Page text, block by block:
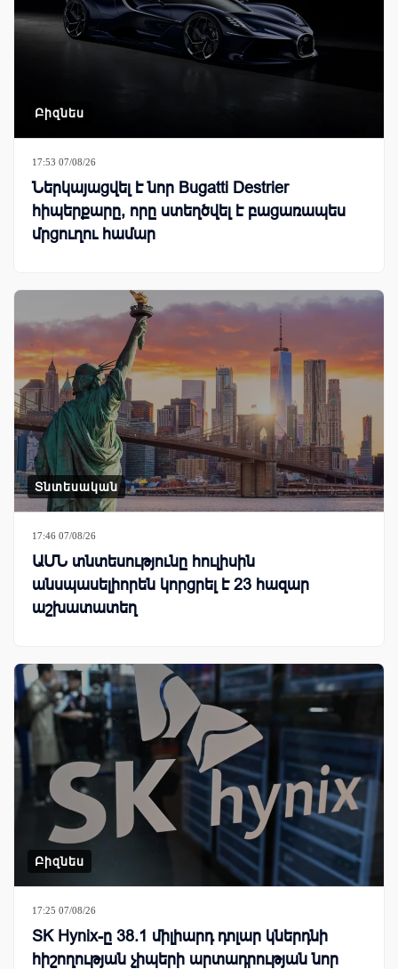
Բիզնես
17:53 07/08/26
Ներկայացվել է նոր Bugatti Destrier
հիպերքարը, որը ստեղծվել է բացառապես
մրցուղու համար
Տնտեսական
17:46 07/08/26
ԱՄՆ տնտեսությունը հուլիսին
անսպասելիորեն կորցրել է 23 հազար
աշխատատեղ
Բիզնես
17:25 07/08/26
SK Hynix-ը 38.1 միլիարդ դոլար կներդնի
հիշողության չիպերի արտադրության նոր